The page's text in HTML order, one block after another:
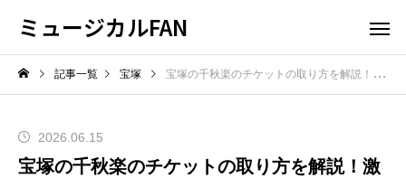
ミュージカルFAN
記事一覧 宝塚 宝塚の千秋楽のチケットの取り方を解説！激戦必至のプレミアム席を狙う
2026.06.15
宝塚の千秋楽のチケットの取り方を解説！激